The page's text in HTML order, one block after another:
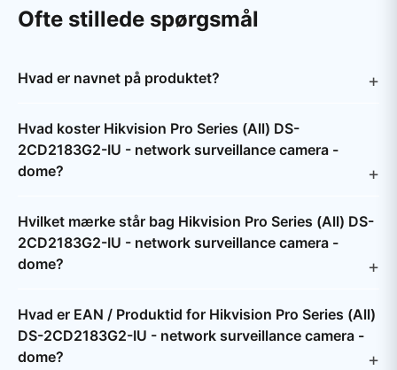
Ofte stillede spørgsmål
Hvad er navnet på produktet?
Hvad koster Hikvision Pro Series (All) DS-
2CD2183G2-IU - network surveillance camera -
dome?
Hvilket mærke står bag Hikvision Pro Series (All) DS-
2CD2183G2-IU - network surveillance camera -
dome?
Hvad er EAN / Produktid for Hikvision Pro Series (All)
DS-2CD2183G2-IU - network surveillance camera -
dome?